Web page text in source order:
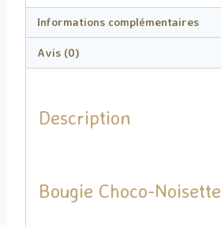
Informations complémentaires
Avis (0)
Description
Bougie Choco-Noisette